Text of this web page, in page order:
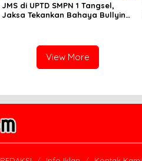
JMS di UPTD SMPN 1 Tangsel,
Jaksa Tekankan Bahaya Bullying
View More